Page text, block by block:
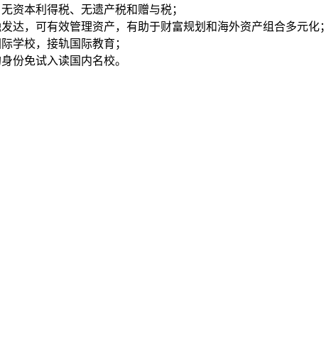
资本利得税、无遗产税和赠与税；
达，可有效管理资产，有助于财富规划和海外资产组合多元化；
学校，接轨国际教育；
份免试入读国内名校。